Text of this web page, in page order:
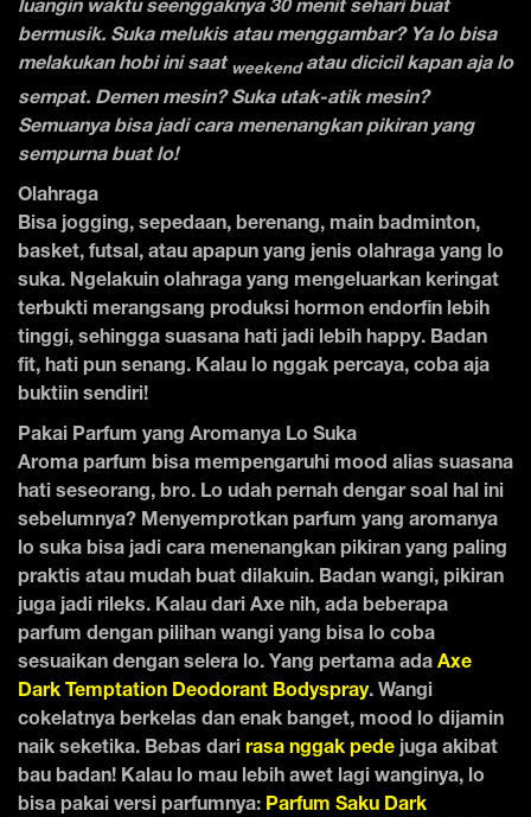
luangin waktu seenggaknya 30 menit sehari buat
bermusik. Suka melukis atau menggambar? Ya lo bisa
melakukan hobi ini saat weekendatau dicicil kapan aja lo
sempat. Demen mesin? Suka utak-atik mesin?
Semuanya bisa jadi cara menenangkan pikiran yang
sempurna buat lo!
Olahraga
Bisa jogging, sepedaan, berenang, main badminton,
basket, futsal, atau apapun yang jenis olahraga yang lo
suka. Ngelakuin olahraga yang mengeluarkan keringat
terbukti merangsang produksi hormon endorfin lebih
tinggi, sehingga suasana hati jadi lebih happy. Badan
fit, hati pun senang. Kalau lo nggak percaya, coba aja
buktiin sendiri!
Pakai Parfum yang Aromanya Lo Suka
Aroma parfum bisa mempengaruhi mood alias suasana
hati seseorang, bro. Lo udah pernah dengar soal hal ini
sebelumnya? Menyemprotkan parfum yang aromanya
lo suka bisa jadi cara menenangkan pikiran yang paling
praktis atau mudah buat dilakuin. Badan wangi, pikiran
juga jadi rileks. Kalau dari Axe nih, ada beberapa
parfum dengan pilihan wangi yang bisa lo coba
sesuaikan dengan selera lo. Yang pertama ada Axe
Dark Temptation Deodorant Bodyspray. Wangi
cokelatnya berkelas dan enak banget, mood lo dijamin
naik seketika. Bebas dari rasa nggak pede juga akibat
bau badan! Kalau lo mau lebih awet lagi wanginya, lo
bisa pakai versi parfumnya: Parfum Saku Dark